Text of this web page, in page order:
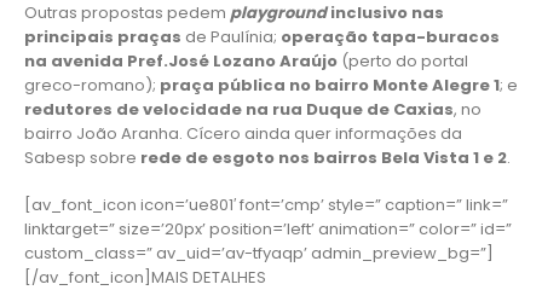
Outras propostas pedem playgroundinclusivo nas
principais praças de Paulínia; operação tapa-buracos
na avenida Pref.José Lozano Araújo (perto do portal
greco-romano); praça pública no bairro Monte Alegre 1; e
redutores de velocidade na rua Duque de Caxias, no
bairro João Aranha. Cícero ainda quer informações da
Sabesp sobre rede de esgoto nos bairros Bela Vista 1 e 2.
[av_font_icon icon=’ue801′ font=’cmp’ style=” caption=” link=”
linktarget=” size=’20px’ position=’left’ animation=” color=” id=”
custom_class=” av_uid=’av-tfyaqp’ admin_preview_bg=”]
[/av_font_icon]MAIS DETALHES